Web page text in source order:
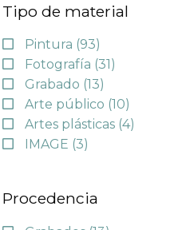
Tipo de material
Pintura (93)
Fotografía (31)
Grabado (13)
Arte público (10)
Artes plásticas (4)
IMAGE (3)
Procedencia